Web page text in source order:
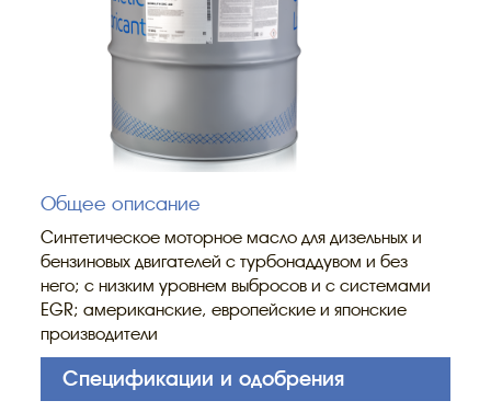
Общее описание
Синтетическое моторное масло для дизельных и
бензиновых двигателей с турбонаддувом и без
него; с низким уровнем выбросов и с системами
EGR; американские, европейские и японские
производители
Спецификации и одобрения